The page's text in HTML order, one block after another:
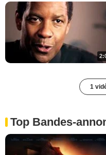
1
Top Bandes-